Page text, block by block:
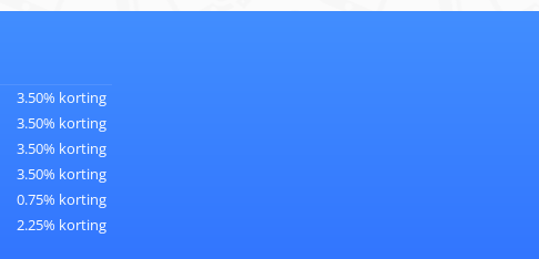
3.50% korting
3.50% korting
3.50% korting
3.50% korting
0.75% korting
2.25% korting